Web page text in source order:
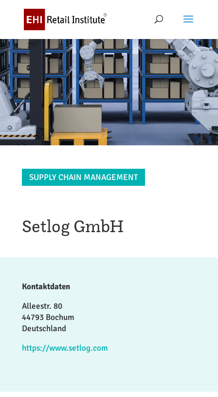
SUPPLY CHAIN MANAGEMENT
Setlog GmbH
Kontaktdaten
Alleestr. 80
44793 Bochum
Deutschland
https://www.setlog.com